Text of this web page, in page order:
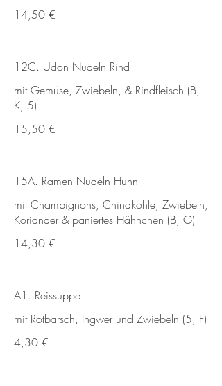
14,50 €
12C. Udon Nudeln Rind
mit Gemüse, Zwiebeln, & Rindfleisch (B,
K, 5)
15,50 €
15A. Ramen Nudeln Huhn
mit Champignons, Chinakohle, Zwiebeln,
Koriander & paniertes Hähnchen (B, G)
14,30 €
A1. Reissuppe
mit Rotbarsch, Ingwer und Zwiebeln (5, F)
4,30 €